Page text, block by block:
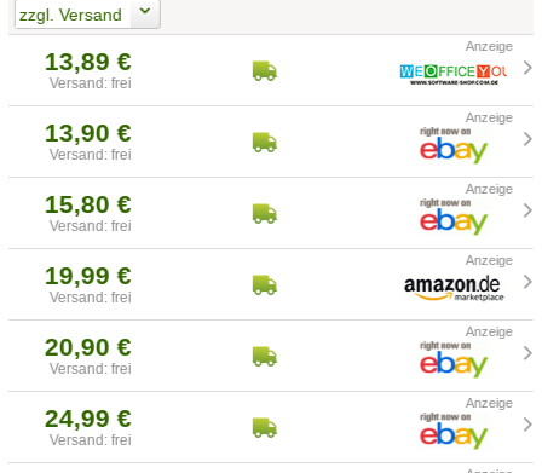
zzgl. Versand
13,89 €
Versand: frei
13,90 €
Versand: frei
15,80 €
Versand: frei
19,99 €
Versand: frei
20,90 €
Versand: frei
24,99 €
Versand: frei